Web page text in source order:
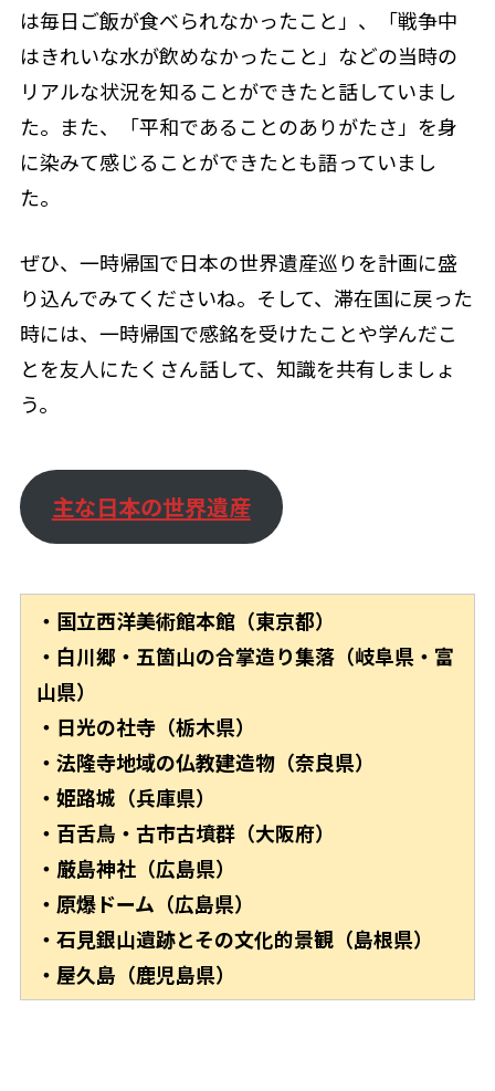
は毎日ご飯が食べられなかったこと」、「戦争中
はきれいな水が飲めなかったこと」などの当時の
リアルな状況を知ることができたと話していまし
た。また、「平和であることのありがたさ」を身
に染みて感じることができたとも語っていまし
た。
ぜひ、一時帰国で日本の世界遺産巡りを計画に盛
り込んでみてくださいね。そして、滞在国に戻った
時には、一時帰国で感銘を受けたことや学んだこ
とを友人にたくさん話して、知識を共有しましょ
う。
主な日本の世界遺産
・国立西洋美術館本館（東京都）
・白川郷・五箇山の合掌造り集落（岐阜県・富
山県）
・日光の社寺（栃木県）
・法隆寺地域の仏教建造物（奈良県）
・姫路城（兵庫県）
・百舌鳥・古市古墳群（大阪府）
・厳島神社（広島県）
・原爆ドーム（広島県）
・石見銀山遺跡とその文化的景観（島根県）
・屋久島（鹿児島県）